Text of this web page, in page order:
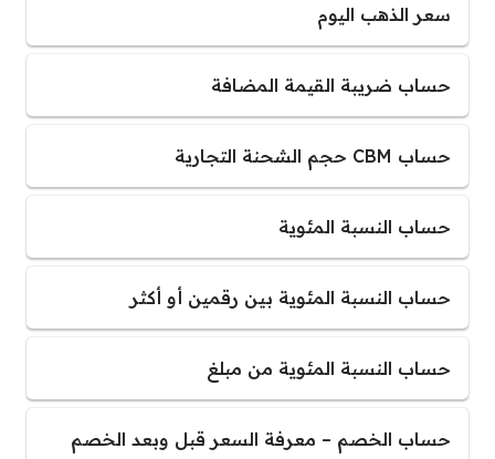
سعر الذهب اليوم
حساب ضريبة القيمة المضافة
حساب CBM حجم الشحنة التجارية
حساب النسبة المئوية
حساب النسبة المئوية بين رقمين أو أكثر
حساب النسبة المئوية من مبلغ
حساب الخصم – معرفة السعر قبل وبعد الخصم